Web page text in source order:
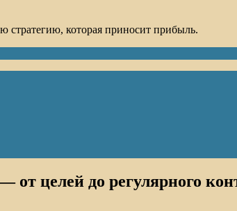
стратегию, которая приносит прибыль.
целей до регулярного